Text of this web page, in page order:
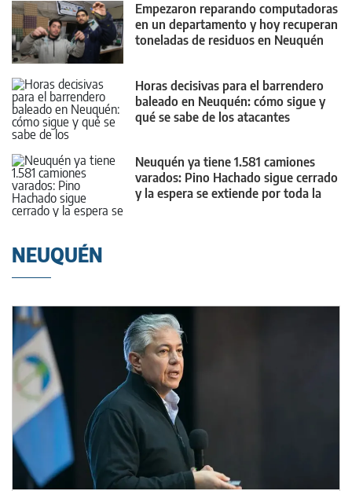
Empezaron reparando computadoras
en un departamento y hoy recuperan
toneladas de residuos en Neuquén
Horas decisivas para el barrendero
baleado en Neuquén: cómo sigue y
qué se sabe de los atacantes
Neuquén ya tiene 1.581 camiones
varados: Pino Hachado sigue cerrado
y la espera se extiende por toda la
NEUQUÉN